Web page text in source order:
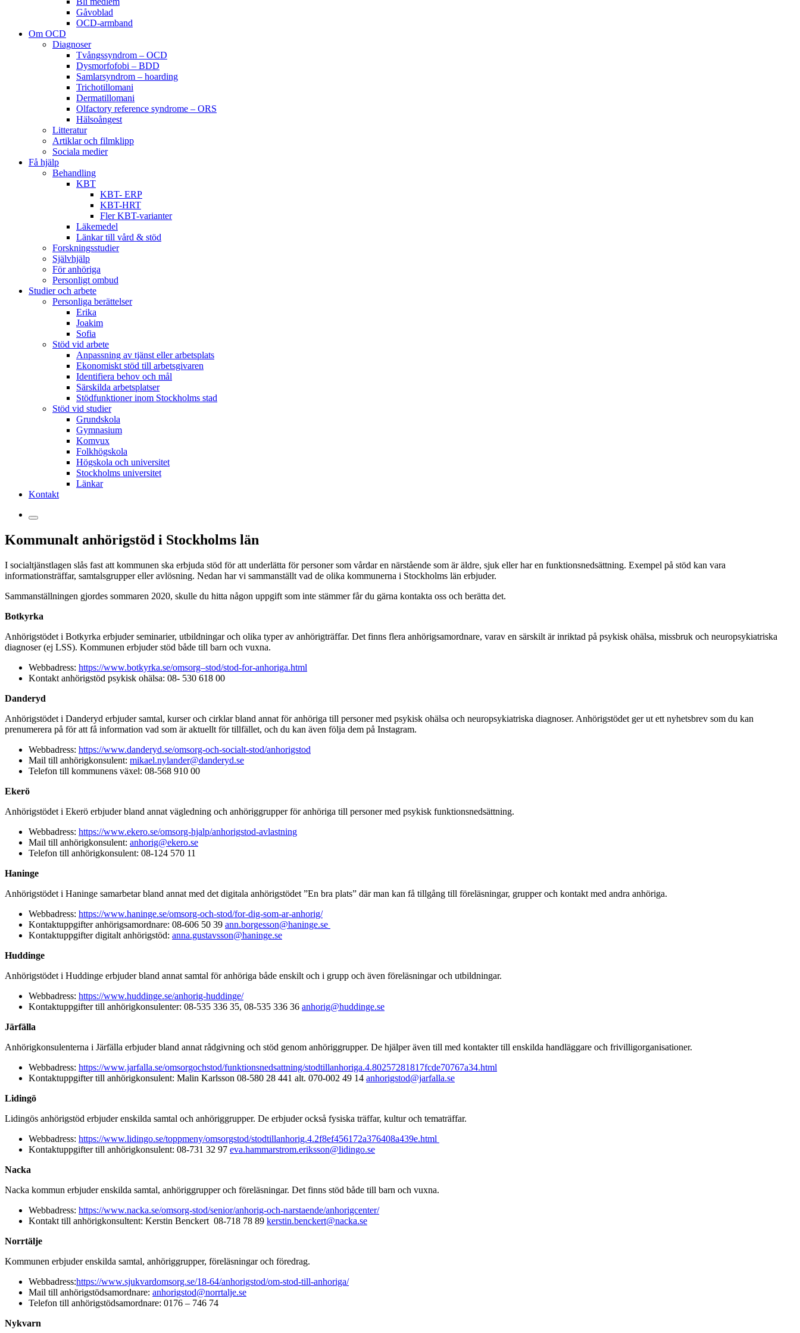
Gåvoblad
OCD-armband
Om OCD
Diagnoser
Tvångssyndrom – OCD
Dysmorfofobi – BDD
Samlarsyndrom – hoarding
Trichotillomani
Dermatillomani
Olfactory reference syndrome – ORS
Hälsoångest
Litteratur
Artiklar och filmklipp
Sociala medier
Få hjälp
Behandling
KBT
KBT- ERP
KBT-HRT
Fler KBT-varianter
Läkemedel
Länkar till vård & stöd
Forskningsstudier
Självhjälp
För anhöriga
Personligt ombud
Studier och arbete
Personliga berättelser
Erika
Joakim
Sofia
Stöd vid arbete
Anpassning av tjänst eller arbetsplats
Ekonomiskt stöd till arbetsgivaren
Identifiera behov och mål
Särskilda arbetsplatser
Stödfunktioner inom Stockholms stad
Stöd vid studier
Grundskola
Gymnasium
Komvux
Folkhögskola
Högskola och universitet
Stockholms universitet
Länkar
Kontakt
Kommunalt anhörigstöd i Stockholms län
I socialtjänstlagen slås fast att kommunen ska erbjuda stöd för att underlätta för personer som vårdar en närstående som är äldre, sjuk eller har en funktionsnedsättning. Exempel på stöd kan vara
informationsträffar, samtalsgrupper eller avlösning. Nedan har vi sammanställt vad de olika kommunerna i Stockholms län erbjuder.
Sammanställningen gjordes sommaren 2020, skulle du hitta någon uppgift som inte stämmer får du gärna kontakta oss och berätta det.
Botkyrka
Anhörigstödet i Botkyrka erbjuder seminarier, utbildningar och olika typer av anhörigträffar. Det finns flera anhörigsamordnare, varav en särskilt är inriktad på psykisk ohälsa, missbruk och neuropsykiatriska
diagnoser (ej LSS). Kommunen erbjuder stöd både till barn och vuxna.
Webbadress: https://www.botkyrka.se/omsorg–stod/stod-for-anhoriga.html
Kontakt anhörigstöd psykisk ohälsa: 08- 530 618 00
Danderyd
Anhörigstödet i Danderyd erbjuder samtal, kurser och cirklar bland annat för anhöriga till personer med psykisk ohälsa och neuropsykiatriska diagnoser. Anhörigstödet ger ut ett nyhetsbrev som du kan
prenumerera på för att få information vad som är aktuellt för tillfället, och du kan även följa dem på Instagram.
Webbadress: https://www.danderyd.se/omsorg-och-socialt-stod/anhorigstod
Mail till anhörigkonsulent: mikael.nylander@danderyd.se
Telefon till kommunens växel: 08-568 910 00
Ekerö
Anhörigstödet i Ekerö erbjuder bland annat vägledning och anhöriggrupper för anhöriga till personer med psykisk funktionsnedsättning.
Webbadress: https://www.ekero.se/omsorg-hjalp/anhorigstod-avlastning
Mail till anhörigkonsulent: anhorig@ekero.se
Telefon till anhörigkonsulent: 08-124 570 11
Haninge
Anhörigstödet i Haninge samarbetar bland annat med det digitala anhörigstödet ”En bra plats” där man kan få tillgång till föreläsningar, grupper och kontakt med andra anhöriga.
Webbadress: https://www.haninge.se/omsorg-och-stod/for-dig-som-ar-anhorig/
Kontaktuppgifter anhörigsamordnare: 08-606 50 39 ann.borgesson@haninge.se
Kontaktuppgifter digitalt anhörigstöd: anna.gustavsson@haninge.se
Huddinge
Anhörigstödet i Huddinge erbjuder bland annat samtal för anhöriga både enskilt och i grupp och även föreläsningar och utbildningar.
Webbadress: https://www.huddinge.se/anhorig-huddinge/
Kontaktuppgifter till anhörigkonsulenter: 08-535 336 35, 08-535 336 36 anhorig@huddinge.se
Järfälla
Anhörigkonsulenterna i Järfälla erbjuder bland annat rådgivning och stöd genom anhöriggrupper. De hjälper även till med kontakter till enskilda handläggare och frivilligorganisationer.
Webbadress: https://www.jarfalla.se/omsorgochstod/funktionsnedsattning/stodtillanhoriga.4.80257281817fcde70767a34.html
Kontaktuppgifter till anhörigkonsulent: Malin Karlsson 08-580 28 441 alt. 070-002 49 14 anhorigstod@jarfalla.se
Lidingö
Lidingös anhörigstöd erbjuder enskilda samtal och anhöriggrupper. De erbjuder också fysiska träffar, kultur och tematräffar.
Webbadress: https://www.lidingo.se/toppmeny/omsorgstod/stodtillanhorig.4.2f8ef456172a376408a439e.html
Kontaktuppgifter till anhörigkonsulent: 08-731 32 97 eva.hammarstrom.eriksson@lidingo.se
Nacka
Nacka kommun erbjuder enskilda samtal, anhöriggrupper och föreläsningar. Det finns stöd både till barn och vuxna.
Webbadress: https://www.nacka.se/omsorg-stod/senior/anhorig-och-narstaende/anhorigcenter/
Kontakt till anhörigkonsultent: Kerstin Benckert 08-718 78 89 kerstin.benckert@nacka.se
Norrtälje
Kommunen erbjuder enskilda samtal, anhöriggrupper, föreläsningar och föredrag.
Webbadress:https://www.sjukvardomsorg.se/18-64/anhorigstod/om-stod-till-anhoriga/
Mail till anhörigstödsamordnare: anhorigstod@norrtalje.se
Telefon till anhörigstödsamordnare: 0176 – 746 74
Nykvarn